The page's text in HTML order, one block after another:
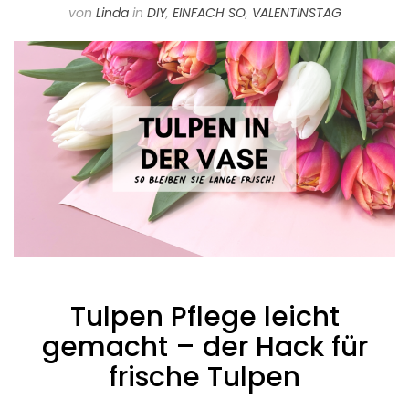
von Lindain DIY, EINFACH SO, VALENTINSTAG
Tulpen Pflege leicht
gemacht – der Hack für
frische Tulpen